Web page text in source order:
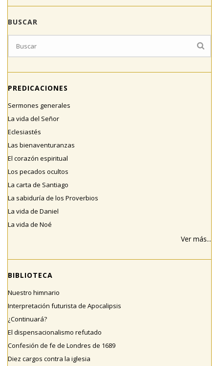
BUSCAR
PREDICACIONES
Sermones generales
La vida del Señor
Eclesiastés
Las bienaventuranzas
El corazón espiritual
Los pecados ocultos
La carta de Santiago
La sabiduría de los Proverbios
La vida de Daniel
La vida de Noé
Ver más...
BIBLIOTECA
Nuestro himnario
Interpretación futurista de Apocalipsis
¿Continuará?
El dispensacionalismo refutado
Confesión de fe de Londres de 1689
Diez cargos contra la iglesia